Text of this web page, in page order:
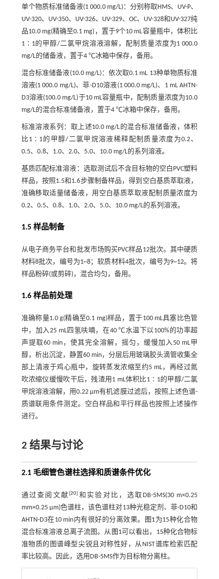
单个物质标准储备液(1 000.0 mg/L)：分别称取HMS、UV-P、
UV-320、UV-350、UV-326、UV-329、OC、UV-328和UV-327纯
品10.0 mg(精确至0.1 mg)，置于9个10 mL容量瓶中，体积比
1∶1的甲醇/二氯甲烷溶液溶解，配制质量浓度为1 000.0
mg/L的储备液，置于4 ℃冰箱中保存，备用。
混合标准储备液(10.0 mg/L)：依次取0.1 mL 13种单物质标准
溶液(1 000.0 mg/L)、菲-D10溶液(1 000.0 mg/L)、1 mL AHTN-
D3溶液(100.0 mg/L)于10 mL容量瓶中，配制质量浓度为10.0
mg/L的混合标准储备液，置于4 ℃冰箱中保存，备用。
标准溶液系列：取上述10.0 mg/L的混合标准储备液，体积
比1∶1的甲醇/二氯甲烷溶液稀释配制质量浓度为0.2、
0.5、0.8、1.0、2.0、5.0、10.0 mg/L的系列溶液。
基质匹配标准溶液：选取测试后不含目标物的空白PVC塑料
样品，按照1.5和1.6步骤制备样品，得到空白基质萃取液，
准确移取适量储备液，用空白基质萃取液配制质量浓度为
0.2、0.5、0.8、1.0、2.0、5.0、10.0 mg/L的系列溶液。
1.5 样品制备
从电子商务平台和批发市场购买PVC样品12批次。其中硬质
材料8批次，编号为1~8；软质材料4批次，编号为9~12。将
样品粉碎(或剪碎)，混合均匀，备用。
1.6 样品前处理
准确称量1.0 g(精确至0.1 mg)样品，置于100 mL具塞比色管
中，加入25 mL四氢呋喃，在40 ℃水温下以100%的功率超
声提取60 min，使其完全溶解，摇匀，缓慢加入50 mL甲
醇，析出沉淀，静置60 min，分层后用玻璃胶头滴管收集全
部上清液于鸡心瓶中，旋转蒸发浓缩至约5 mL，再经过氮
吹浓缩仪缓慢吹干后，残渣用1 mL体积比1∶1的甲醇/二氯
甲烷溶液溶解，用0.22 μm有机滤膜过滤后，按照上述色谱-
质谱联用条件测定。空白样品和平行样品也按照上述操作
进行。
2 结果与讨论
2.1 毛细管色谱柱选择和质谱条件优化
通过查阅文献[20] 和实验对比，选取DB-5MS(30 m×0.25
mm×0.25 µm)色谱柱，该色谱柱对13种光稳定剂、菲-D10和
AHTN-D3在10 min内有很好的分离效果。
图1为15种化合物
混合标准溶液总离子流图。从 图1可以看出，15种化合物标
准物质的图谱峰型尖锐且对称性好，从NIST谱库检索匹配
率比较高。因此，选用DB-5MS作为目标物分离柱。